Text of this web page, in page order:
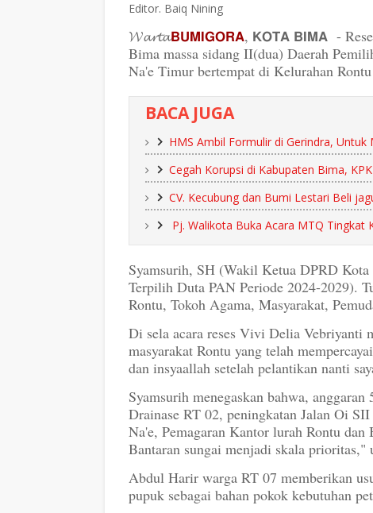
Editor. Baiq Nining
𝓦𝓪𝓻𝓽𝓪𝗕𝗨𝗠𝗜𝗚𝗢𝗥𝗔, 𝗞𝗢𝗧𝗔 𝗕𝗜𝗠𝗔 -
Bima massa sidang II(dua) Daerah
Na'e Timur bertempat di Kelurahan
BACA JUGA
HMS Ambil Formulir di Gerindra,
Cegah Korupsi di Kabupaten Bima,
CV. Kecubung dan Bumi Lestari Beli
Pj. Walikota Buka Acara MTQ Tingkat
Syamsurih, SH (Wakil Ketua DPRD
Terpilih Duta PAN Periode 2024-2029).
Rontu, Tokoh Agama, Masyarakat,
Di sela acara reses Vivi Delia Vebriyanti
masyarakat Rontu yang telah
dan insyaallah setelah pelantikan nanti
Syamsurih menegaskan bahwa,
Drainase RT 02, peningkatan Jalan Oi
Na'e, Pemagaran Kantor lurah Rontu
Bantaran sungai menjadi skala prioritas,"
Abdul Harir warga RT 07 memberikan
pupuk sebagai bahan pokok kebutuhan